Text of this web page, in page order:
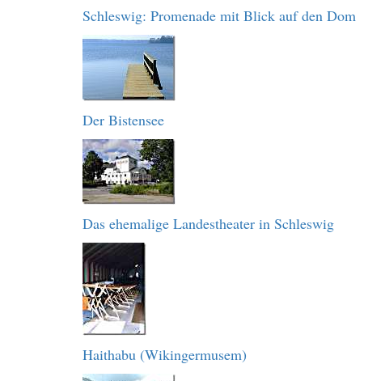
Schleswig: Promenade mit Blick auf den Dom
Der Bistensee
Das ehemalige Landestheater in Schleswig
Haithabu (Wikingermusem)